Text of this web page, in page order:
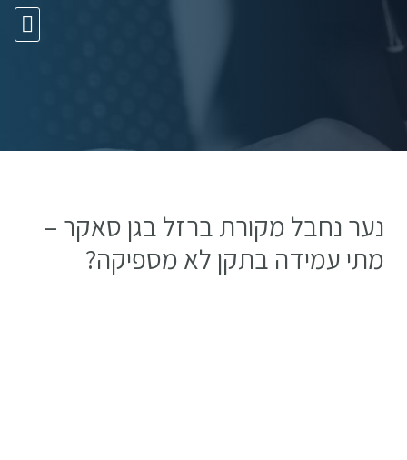
נער נחבל מקורת ברזל בגן סאקר –
מתי עמידה בתקן לא מספיקה?